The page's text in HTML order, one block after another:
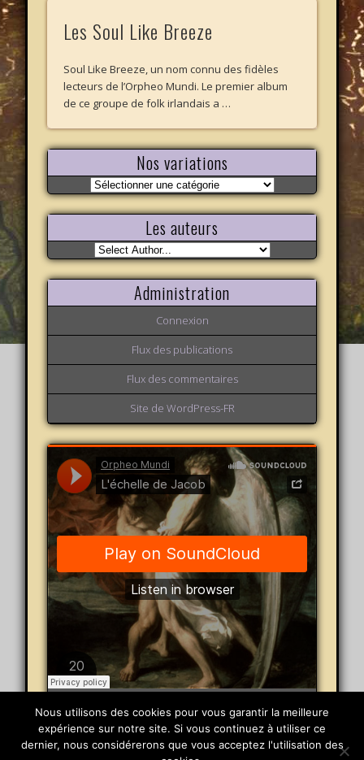
Les Soul Like Breeze
Soul Like Breeze, un nom connu des fidèles
lecteurs de l’Orpheo Mundi. Le premier album
de ce groupe de folk irlandais a …
Nos variations
Nos
variations
Les auteurs
Administration
Connexion
Flux des publications
Flux des commentaires
Site de WordPress-FR
© 2026 Orpheo Mundi
Nous utilisons des cookies pour vous garantir la meilleure
expérience sur notre site. Si vous continuez à utiliser ce
dernier, nous considérerons que vous acceptez l'utilisation des